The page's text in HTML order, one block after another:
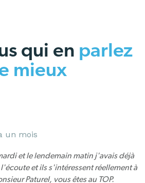
qui en parlez
mieux
un mois
et le lendemain matin j'avais déjà
et ils s'intéressent réellement à
Paturel, vous êtes au TOP.